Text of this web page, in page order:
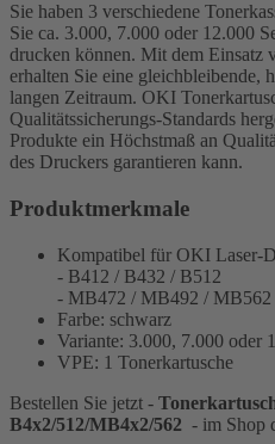
Sie haben 3 verschiedene
Sie ca. 3.000, 7.000 oder 12.000
drucken können. Mit dem
erhalten Sie eine gleichbleibende,
langen Zeitraum. OKI
Qualitätssicherungs-Standards
Produkte ein Höchstmaß an
des Druckers garantieren kann.
Produktmerkmale
Kompatibel für OKI Laser-
- B412 / B432 / B512
- MB472 / MB492 / MB562
Farbe: schwarz
Variante: 3.000, 7.000 oder
VPE: 1 Tonerkartusche
Bestellen Sie jetzt -
B4x2/512/MB4x2/562 - im Shop